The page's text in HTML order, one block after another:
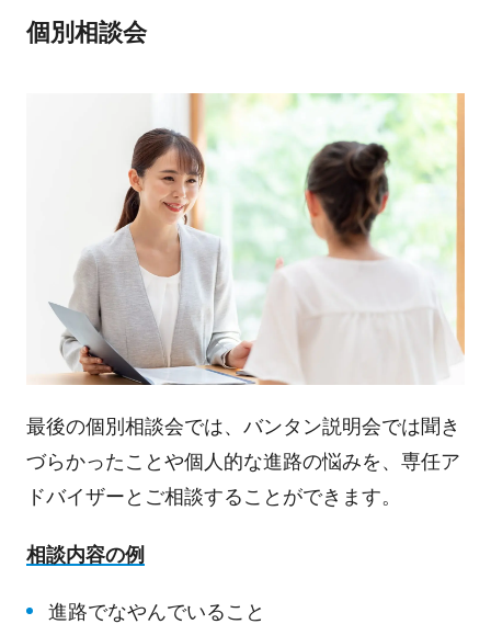
個別相談会
最後の個別相談会では、バンタン説明会では聞き
づらかったことや個人的な進路の悩みを、専任ア
ドバイザーとご相談することができます。
相談内容の例
進路でなやんでいること